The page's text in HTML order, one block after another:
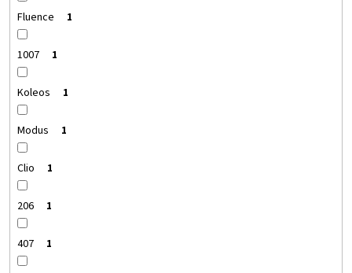
Fluence 1
1007 1
Koleos 1
Modus 1
Clio 1
206 1
407 1